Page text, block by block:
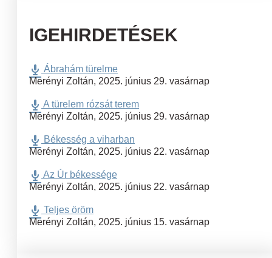
IGEHIRDETÉSEK
Ábrahám türelme
Merényi Zoltán, 2025. június 29. vasárnap
A türelem rózsát terem
Merényi Zoltán, 2025. június 29. vasárnap
Békesség a viharban
Merényi Zoltán, 2025. június 22. vasárnap
Az Úr békessége
Merényi Zoltán, 2025. június 22. vasárnap
Teljes öröm
Merényi Zoltán, 2025. június 15. vasárnap